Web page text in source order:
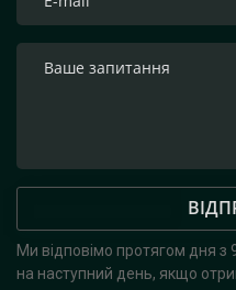
Ми відповімо протягом дня з
на наступний день, якщо